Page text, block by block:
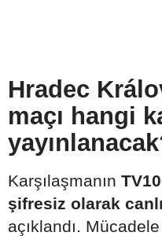
Hradec
maçı hangi
Karşılaşmanın
şifresiz olarak
açıklandı.